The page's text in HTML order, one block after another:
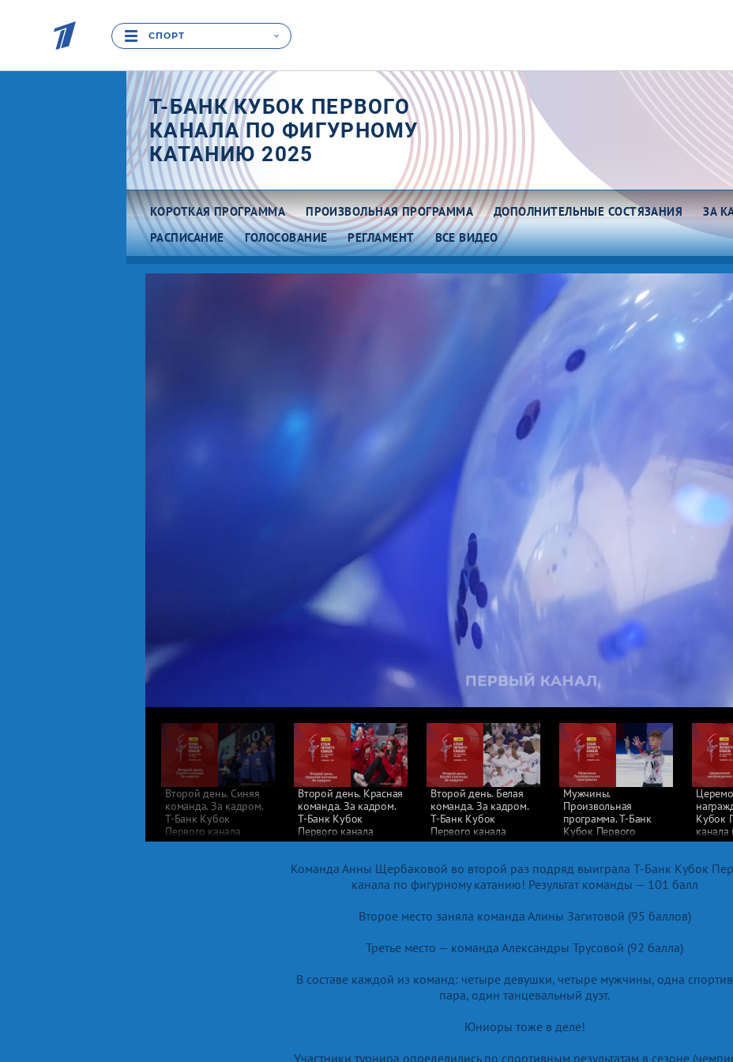
СПОРТ
Т-БАНК КУБОК ПЕРВОГО
КАНАЛА ПО ФИГУРНОМУ
КАТАНИЮ 2025
КОРОТКАЯ ПРОГРАММА ПРОИЗВОЛЬНАЯ ПРОГРАММА ДОПОЛНИТЕЛЬНЫЕ СОСТЯЗАНИЯ ЗА
РАСПИСАНИЕ
ГОЛОСОВАНИЕ РЕГЛАМЕНТ ВСЕ ВИДЕО
Второй день. Синяя
команда. За кадром.
Т-Банк Кубок
Первого канала
по фигурному
Второй день. Красная
команда. За кадром.
Т-Банк Кубок
Первого канала
по фигурному
Второй день. Белая
команда. За кадром.
Т-Банк Кубок
Первого канала
по фигурному
Мужчины.
Произвольная
программа. Т-Банк
Кубок Первого
канала по фигурному
Кубок
Команда Анны Щербаковой во второй раз подряд выиграла Т-Банк Кубок
канала по фигурному катанию! Результат команды — 101 балл
Второе место заняла команда Алины Загитовой (95 баллов)
Третье место — команда Александры Трусовой (92 балла)
В составе каждой из команд: четыре девушки, четыре мужчины, одна
пара, один танцевальный дуэт.
Юниоры тоже в деле!
Участники турнира определились по спортивным результатам в сезоне